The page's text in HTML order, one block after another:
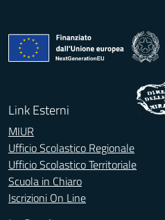
Link Esterni
MIUR
Ufficio Scolastico Regionale
Ufficio Scolastico Territoriale
Scuola in Chiaro
Iscrizioni On Line